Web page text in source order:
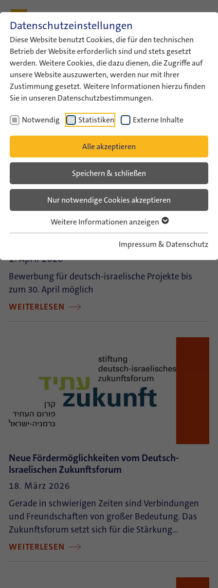
Datenschutzeinstellungen
Diese Website benutzt Cookies, die für den technischen
Betrieb der Website erforderlich sind und stets gesetzt
werden. Weitere Cookies, die dazu dienen, die Zugriffe auf
unsere Website auszuwerten, werden nur mit Ihrer
Zustimmung gesetzt. Weitere Informationen hierzu finden
Sie in unseren Datenschutzbestimmungen.
Notwendig Statistiken Externe Inhalte
Alle akzeptieren
Speichern & schließen
Nur notwendige Cookies akzeptieren
Weitere Informationen anzeigen
Impressum & Datenschutz
ConAct Aktuelles News von Anderen
News von Anderen
Ausschreibung: Shimon-Peres-Preis 2026
1. April 2026
Bewerbung für deutsch-israelische Projekte bis
zum 30. April möglich
WEITERLESEN
Neue Fördermöglichkeiten vom Deutsch-
Israelischen Zukunftsforum
18. März 2026
Gerade in schwierigen Zeiten sind Verbindungen
und Freundschaften von großer Bedeutung. Das
Zukunftsforum setzt sich für die Stärkung…
WEITERLESEN